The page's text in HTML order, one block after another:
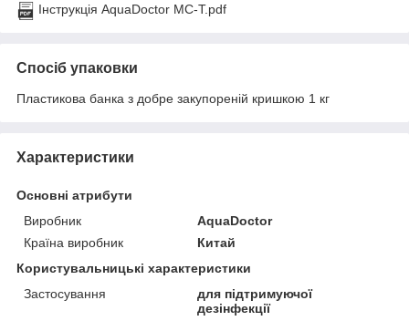
Інструкція AquaDoctor MC-T.pdf
Спосіб упаковки
Пластикова банка з добре закупореній кришкою 1 кг
Характеристики
Основні атрибути
Виробник
AquaDoctor
Країна виробник
Китай
Користувальницькі характеристики
Застосування
для підтримуючої
дезінфекції